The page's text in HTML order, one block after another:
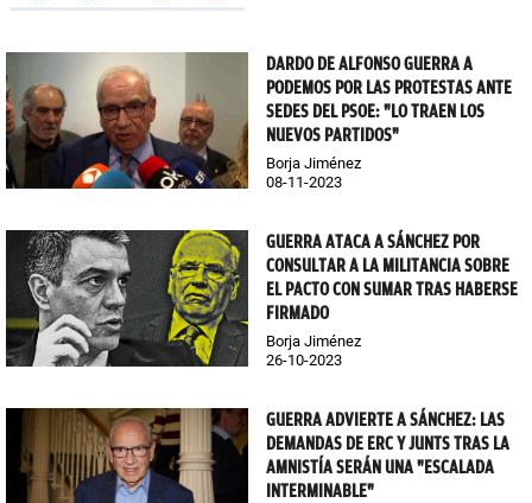
DARDO DE ALFONSO GUERRA A
PODEMOS POR LAS PROTESTAS ANTE
SEDES DEL PSOE: "LO TRAEN LOS
NUEVOS PARTIDOS"
Borja Jiménez
08-11-2023
GUERRA ATACA A SÁNCHEZ POR
CONSULTAR A LA MILITANCIA SOBRE
EL PACTO CON SUMAR TRAS HABERSE
FIRMADO
Borja Jiménez
26-10-2023
GUERRA ADVIERTE A SÁNCHEZ: LAS
DEMANDAS DE ERC Y JUNTS TRAS LA
AMNISTÍA SERÁN UNA "ESCALADA
INTERMINABLE"